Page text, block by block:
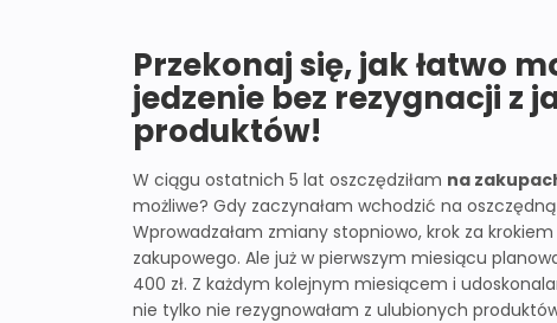
Przekonaj się, jak łatwo
jedzenie bez rezygnacji z
produktów!
W ciągu ostatnich 5 lat oszczędziłam na
możliwe? Gdy zaczynałam wchodzić na
Wprowadzałam zmiany stopniowo, krok za
zakupowego. Ale już w pierwszym miesiącu
400 zł. Z każdym kolejnym miesiącem i
nie tylko nie rezygnowałam z ulubionych